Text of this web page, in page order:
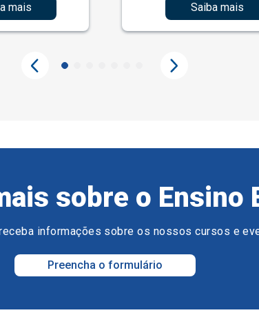
mais Saiba mais
sobre o Ensino
informações sobre os nossos cursos e
Preencha o formulário